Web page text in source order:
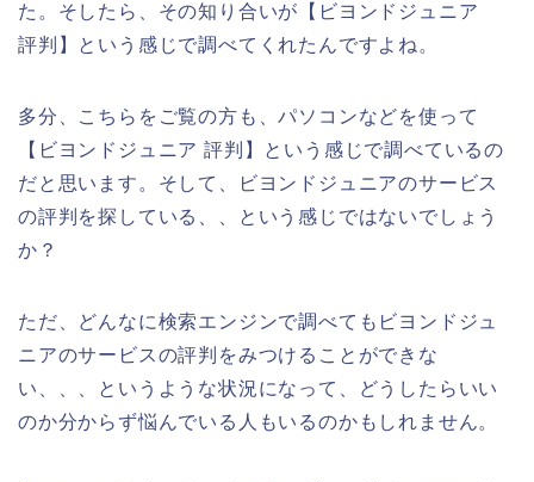
た。そしたら、その知り合いが【ビヨンドジュニア
評判】という感じで調べてくれたんですよね。
多分、こちらをご覧の方も、パソコンなどを使って
【ビヨンドジュニア 評判】という感じで調べているの
だと思います。そして、ビヨンドジュニアのサービス
の評判を探している、、という感じではないでしょう
か？
ただ、どんなに検索エンジンで調べてもビヨンドジュ
ニアのサービスの評判をみつけることができな
い、、、というような状況になって、どうしたらいい
のか分からず悩んでいる人もいるのかもしれません。